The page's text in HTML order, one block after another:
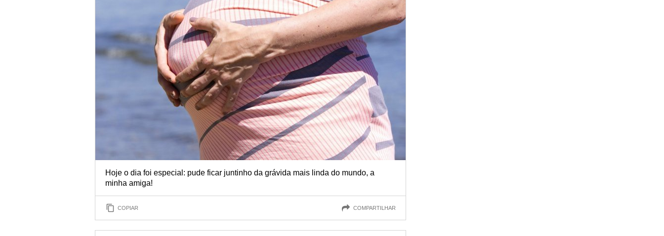
Hoje o dia foi especial: pude ficar juntinho da grávida mais linda do mundo, a
minha amiga!
COPIAR COMPARTILHAR